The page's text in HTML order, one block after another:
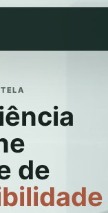
de